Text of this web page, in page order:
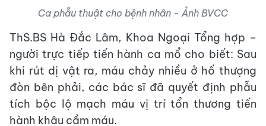
Ca phẫu thuật cho bệnh nhân - Ảnh BVCC
ThS.BS Hà Đắc Lâm, Khoa Ngoại Tổng hợp –
người trực tiếp tiến hành ca mổ cho biết: Sau
khi rút dị vật ra, máu chảy nhiều ở hố thượng
đòn bên phải, các bác sĩ đã quyết định phẫu
tích bộc lộ mạch máu vị trí tổn thương tiến
hành khâu cầm máu.